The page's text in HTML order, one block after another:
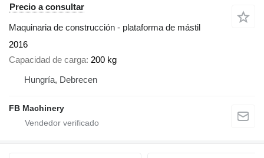
Precio a consultar
Maquinaria de construcción - plataforma de mástil
2016
Capacidad de carga 200 kg
Hungría, Debrecen
FB Machinery